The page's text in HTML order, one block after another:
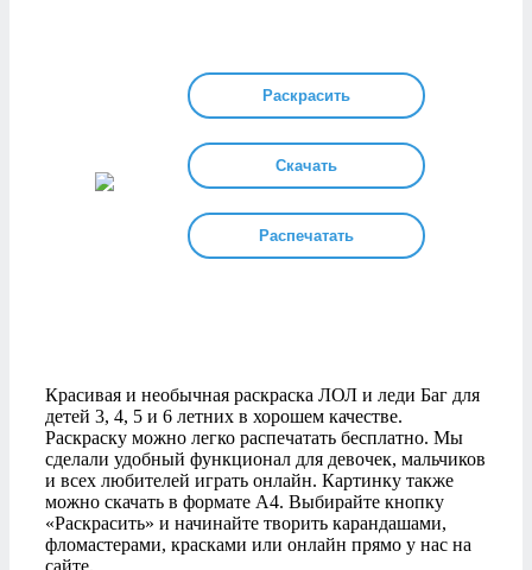
Раскрасить
Скачать
Распечатать
Красивая и необычная раскраска ЛОЛ и леди Баг для
детей 3, 4, 5 и 6 летних в хорошем качестве.
Раскраску можно легко распечатать бесплатно. Мы
сделали удобный функционал для девочек, мальчиков
и всех любителей играть онлайн. Картинку также
можно скачать в формате А4. Выбирайте кнопку
«Раскрасить» и начинайте творить карандашами,
фломастерами, красками или онлайн прямо у нас на
сайте.